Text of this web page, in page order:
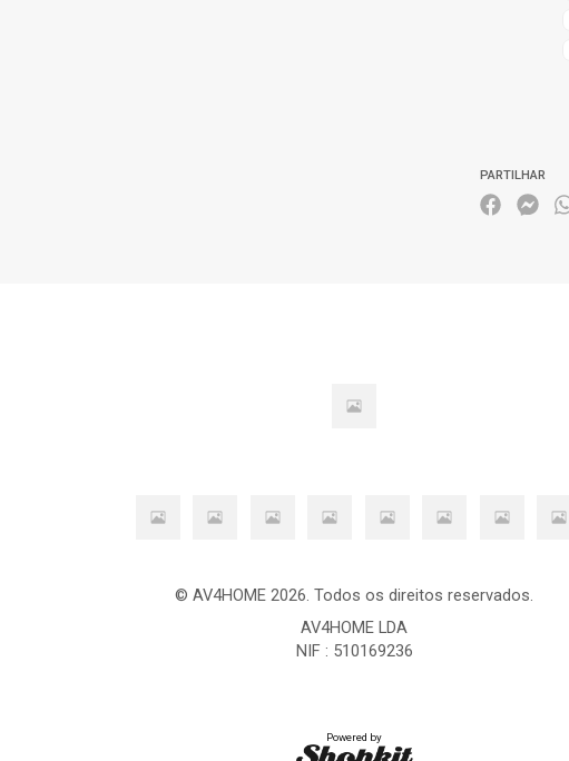
PARTILHAR
© AV4HOME 2026. Todos os direitos reservados.
AV4HOME LDA
NIF : 510169236
Powered by